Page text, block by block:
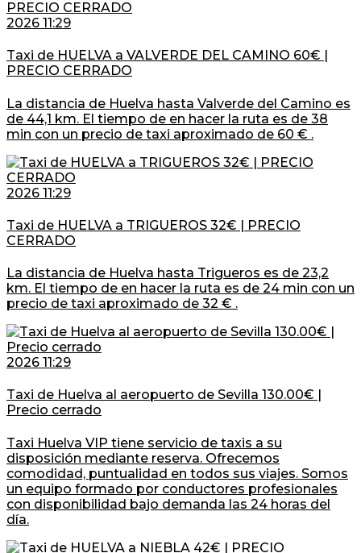
2026 11:29
Taxi de HUELVA a VALVERDE DEL CAMINO 60€ |
PRECIO CERRADO
La distancia de Huelva hasta Valverde del Camino es
de 44,1 km. El tiempo de en hacer la ruta es de 38
min con un precio de taxi aproximado de 60 € .
2026 11:29
Taxi de HUELVA a TRIGUEROS 32€ | PRECIO
CERRADO
La distancia de Huelva hasta Trigueros es de 23,2
km. El tiempo de en hacer la ruta es de 24 min con un
precio de taxi aproximado de 32 € .
2026 11:29
Taxi de Huelva al aeropuerto de Sevilla 130.00€ |
Precio cerrado
Taxi Huelva VIP tiene servicio de taxis a su
disposición mediante reserva. Ofrecemos
comodidad, puntualidad en todos sus viajes. Somos
un equipo formado por conductores profesionales
con disponibilidad bajo demanda las 24 horas del
día.